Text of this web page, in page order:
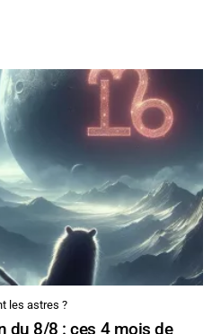
les astres ?
du 8/8 : ces 4 mois de